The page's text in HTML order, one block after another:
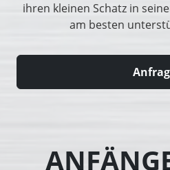
ihren kleinen Schatz in
am besten